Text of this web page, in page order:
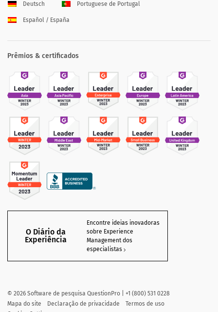
Deutsch Portuguese de Portugal
Español / España
Prêmios & certificados
O Diário da
Experiência
Encontre ideias inovadoras
sobre Experience
Management dos
especialistas
© 2026 Software de pesquisa QuestionPro | +1 (800) 531 0228
Mapa do site
Declaração de privacidade
Termos de uso